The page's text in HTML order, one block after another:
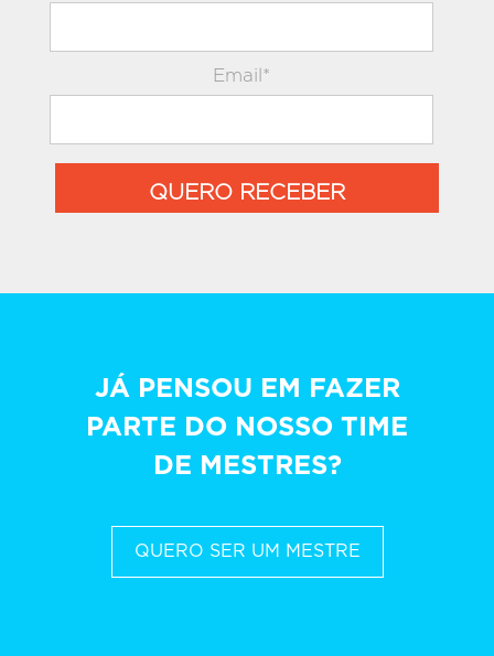
Email*
QUERO RECEBER
JÁ PENSOU EM FAZER
PARTE DO NOSSO TIME
DE MESTRES?
QUERO SER UM MESTRE